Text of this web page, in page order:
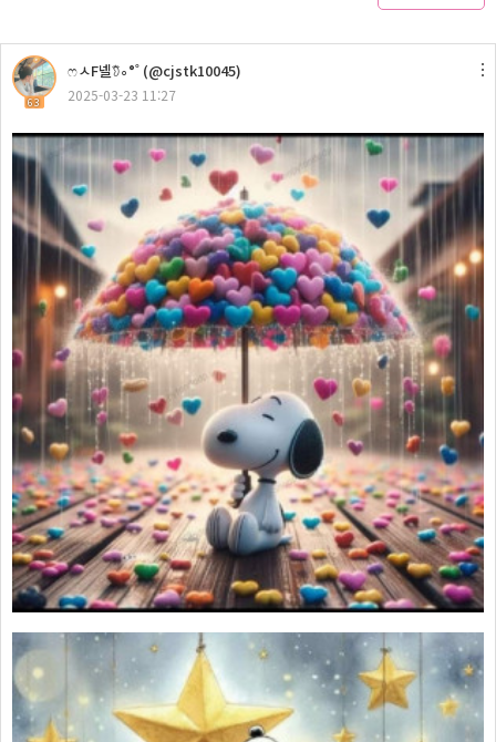
63
ෆㅅF넬𖠘∘°˚ (@cjstk10045)
2025-03-23 11:27